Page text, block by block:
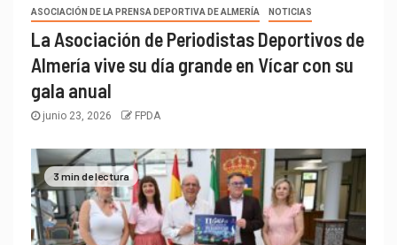
ASOCIACIÓN DE LA PRENSA DEPORTIVA DE ALMERÍA NOTICIAS
La Asociación de Periodistas Deportivos de
Almería vive su día grande en Vícar con su
gala anual
junio 23, 2026 FPDA
3 min de lectura